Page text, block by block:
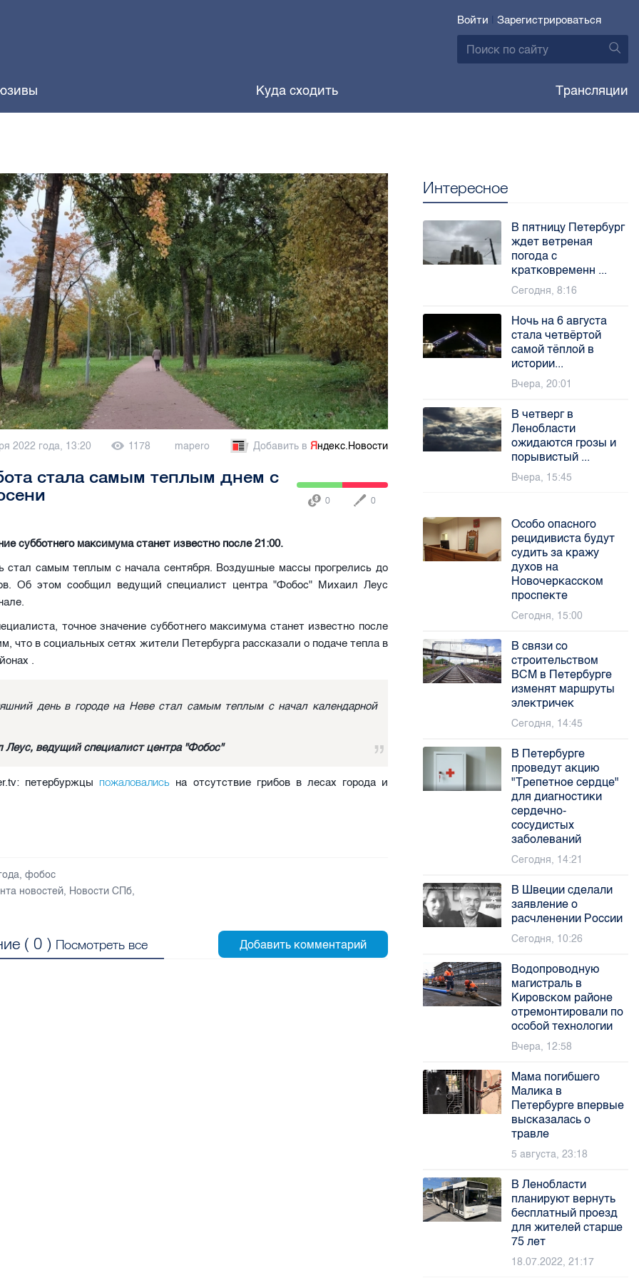
Войти | Зарегистрироваться
Куда сходить Трансляции
2022 года, 13:20 1178 mapero Добавить в Яндекс.Новости
стала самым теплым днем с
0 0
субботнего максимума станет известно после 21:00.
стал самым теплым с начала сентября. Воздушные массы прогрелись до
Об этом сообщил ведущий специалист центра "Фобос" Михаил Леус
точное значение субботнего максимума станет известно после
что в социальных сетях жители Петербурга рассказали о подаче тепла в
.
день в городе на Неве стал самым теплым с начал календарной
Леус, ведущий специалист центра "Фобос"
петербуржцыпожаловались на отсутствие грибов в лесах города и
,фобос
новостей, Новости СПб,
(0 ) Посмотреть все
Интересное
В пятницу Петербург
ждет ветреная
погода с
кратковременн ...
Сегодня, 8:16
Ночь на 6 августа
стала четвёртой
самой тёплой в
истории...
Вчера, 20:01
В четверг в
Ленобласти
ожидаются грозы и
порывистый ...
Вчера, 15:45
Особо опасного
рецидивиста будут
судить за кражу
духов на
Новочеркасском
проспекте
Сегодня, 15:00
В связи со
строительством
ВСМ в Петербурге
изменят маршруты
электричек
Сегодня, 14:45
В Петербурге
проведут акцию
"Трепетное сердце"
для диагностики
сердечно-
сосудистых
заболеваний
Сегодня, 14:21
В Швеции сделали
заявление о
расчленении России
Сегодня, 10:26
Водопроводную
магистраль в
Кировском районе
отремонтировали по
особой технологии
Вчера, 12:58
Мама погибшего
Малика в
Петербурге впервые
высказалась о
травле
5 августа, 23:18
В Ленобласти
планируют вернуть
бесплатный проезд
для жителей старше
75 лет
18.07.2022, 21:17